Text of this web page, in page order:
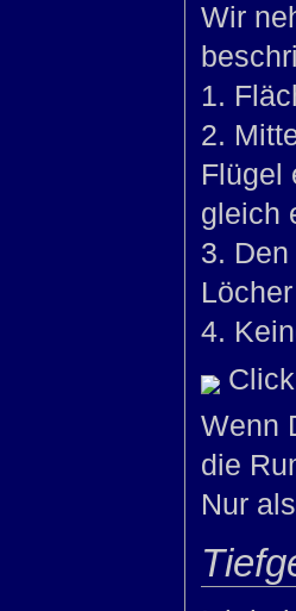
Wir
1.
2.
Flügel
gleich
3.
4.
Click
Wenn
die
Nur